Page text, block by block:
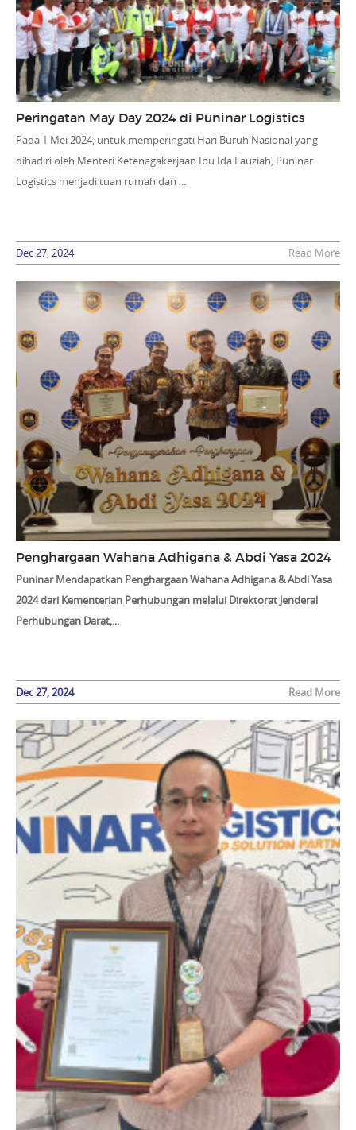
Peringatan May Day 2024 di Puninar Logistics
Pada 1 Mei 2024, untuk memperingati Hari Buruh Nasional yang
dihadiri oleh Menteri Ketenagakerjaan Ibu Ida Fauziah, Puninar
Logistics menjadi tuan rumah dan ...
Dec 27, 2024 Read More
Penghargaan Wahana Adhigana & Abdi Yasa 2024
Puninar Mendapatkan Penghargaan Wahana Adhigana & Abdi Yasa
2024 dari Kementerian Perhubungan melalui Direktorat Jenderal
Perhubungan Darat,...
Dec 27, 2024 Read More